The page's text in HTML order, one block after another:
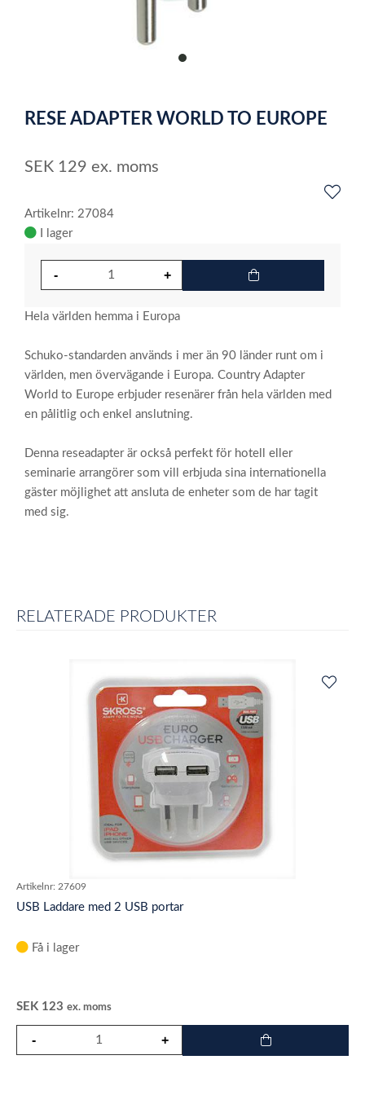
item
of
RESE ADAPTER WORLD TO EUROPE
SEK 129 ex. moms
Artikelnr: 27084
I lager
Hela världen hemma i Europa
Schuko-standarden används i mer än 90 länder runt om i
världen, men övervägande i Europa. Country Adapter
World to Europe erbjuder resenärer från hela världen med
en pålitlig och enkel anslutning.
Denna reseadapter är också perfekt för hotell eller
seminarie arrangörer som vill erbjuda sina internationella
gäster möjlighet att ansluta de enheter som de har tagit
med sig.
RELATERADE PRODUKTER
Artikelnr: 27609
USB Laddare med 2 USB portar
Få i lager
SEK 123 ex. moms